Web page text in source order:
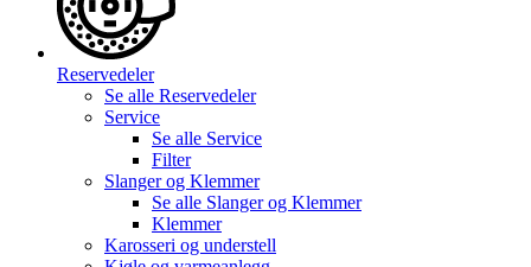
Reservedeler
Se alle Reservedeler
Service
Se alle Service
Filter
Slanger og Klemmer
Se alle Slanger og Klemmer
Klemmer
Karosseri og understell